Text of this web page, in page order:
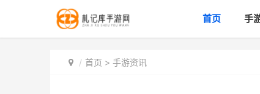
首页 手
首页 > 手游资讯